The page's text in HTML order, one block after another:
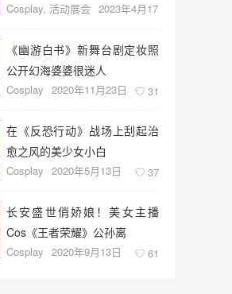
赛区预选赛 舞台节目流程公
Cosplay, 活动展会 2023年4月17
《幽游白书》新舞台剧定妆照
公开幻海婆婆很迷人
Cosplay 2020年11月23日 31
在《反恐行动》战场上刮起治
愈之风的美少女小白
Cosplay 2020年5月13日 37
长安盛世俏娇娘！美女主播
Cos《王者荣耀》公孙离
Cosplay 2020年9月13日 61